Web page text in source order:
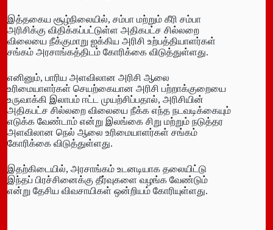
இத்தகைய சூழ்நிலையில், சம்பா மற்றும் கீரி சம்பா
அரிசிக்கு விதிக்கப்பட்டுள்ள அதிகபட்ச சில்லறை
விலையை நீக்குமாறு ஐக்கிய அரிசி உற்பத்தியாளர்கள்
சங்கம் அரசாங்கத்திடம் கோரிக்கை விடுத்துள்ளது.
எனினும், பாரிய அளவிலான அரிசி ஆலை
உரிமையாளர்கள் செயற்கையான அரிசி பற்றாக்குறையை
உருவாக்கி இலாபம் ஈட்ட முயற்சிப்பதால், அரிசியின்
அதிகபட்ச சில்லறை விலையை நீக்க எந்த நடவடிக்கையும்
எடுக்க வேண்டாம் என்று இலங்கை சிறு மற்றும் நடுத்தர
அளவிலான நெல் ஆலை உரிமையாளர்கள் சங்கம்
கோரிக்கை விடுத்துள்ளது.
இதற்கிடையில், அரசாங்கம் உடனடியாக தலையிட்டு
இந்தப் பிரச்சினைக்கு தீர்வுகளை வழங்க வேண்டும்
என்று தேசிய விவசாயிகள் ஒன்றியம் கோரியுள்ளது.